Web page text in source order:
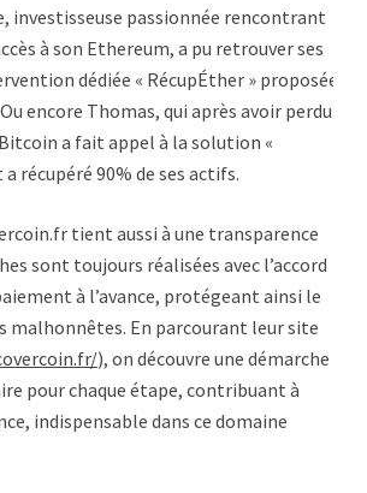
investisseuse passionnée rencontrant
à son Ethereum, a pu retrouver ses
dédiée « RécupÉther » proposée
encore Thomas, qui après avoir perdu
a fait appel à la solution «
récupéré 90% de ses actifs.
tient aussi à une transparence
sont toujours réalisées avec l’accord
à l’avance, protégeant ainsi le
malhonnêtes. En parcourant leur site
), on découvre une démarche
pour chaque étape, contribuant à
indispensable dans ce domaine